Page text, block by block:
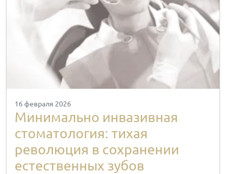
16 февраля 2026
Минимально инвазивная
стоматология: тихая
революция в сохранении
естественных зубов